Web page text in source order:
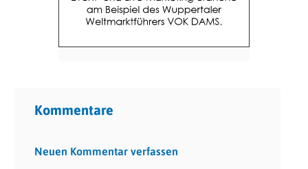
Kommentare
Neuen Kommentar verfassen